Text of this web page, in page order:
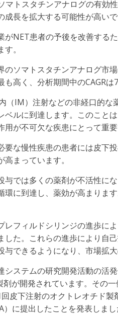
マトスタチンアナログの有効
長を拡大する可能性が高いで
がNET患者の予後を改善する
。
のソマトスタチンアナログ市
高く、分析期間中のCAGRは
（IM）注射などの非経口的
ルに到達します。このこと
が不可欠な疾患にとって重要
要な慢性疾患の患者には皮下
まっています。
与では多くの薬剤が不活性に
環に到達し、薬効が高まりま
レフィルドシリンジの進歩に
した。これらの進歩により自
与できるようになり、市場拡
システムの研究開発活動の活
剤が開発されています。その
皮下注射のオクトレオチド
に提出したことを発表しまし